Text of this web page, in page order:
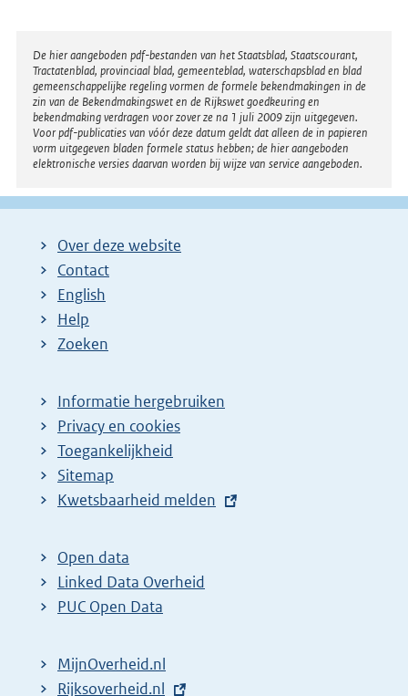
Disclaimer
De hier aangeboden pdf-bestanden van het Staatsblad, Staatscourant,
Tractatenblad, provinciaal blad, gemeenteblad, waterschapsblad en blad
gemeenschappelijke regeling vormen de formele bekendmakingen in de
zin van de Bekendmakingswet en de Rijkswet goedkeuring en
bekendmaking verdragen voor zover ze na 1 juli 2009 zijn uitgegeven.
Voor pdf-publicaties van vóór deze datum geldt dat alleen de in papieren
vorm uitgegeven bladen formele status hebben; de hier aangeboden
elektronische versies daarvan worden bij wijze van service aangeboden.
Over deze website
Contact
English
Help
Zoeken
Informatie hergebruiken
Privacy en cookies
Toegankelijkheid
Sitemap
E
t
e
r
l
Kwetsbaarheid melden
Open data
Linked Data Overheid
PUC Open Data
MijnOverheid.nl
E
Rijksoverheid.nl